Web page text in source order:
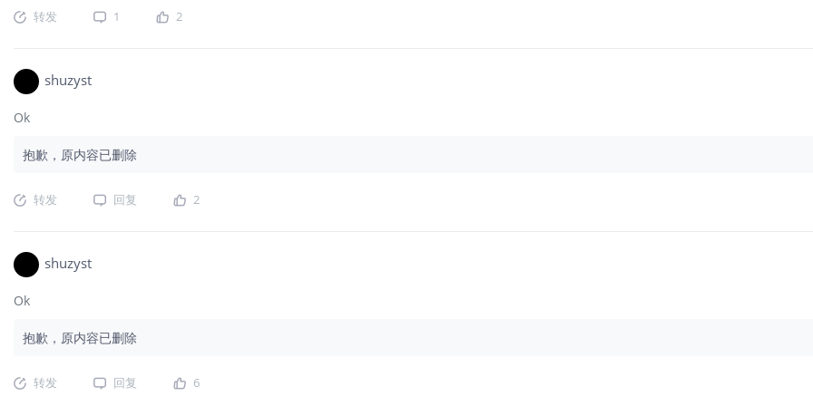
转发 1 2
shuzyst
Ok
抱歉，原内容已删除
转发 回复 2
shuzyst
Ok
抱歉，原内容已删除
转发 回复 6